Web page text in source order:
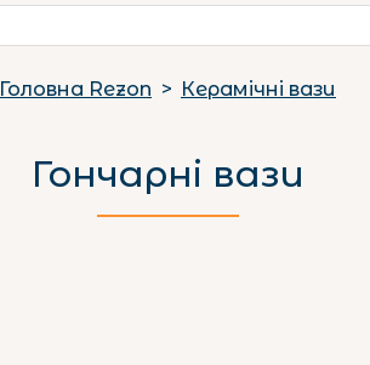
Головна Rezon Керамічні вази
Гончарні вази